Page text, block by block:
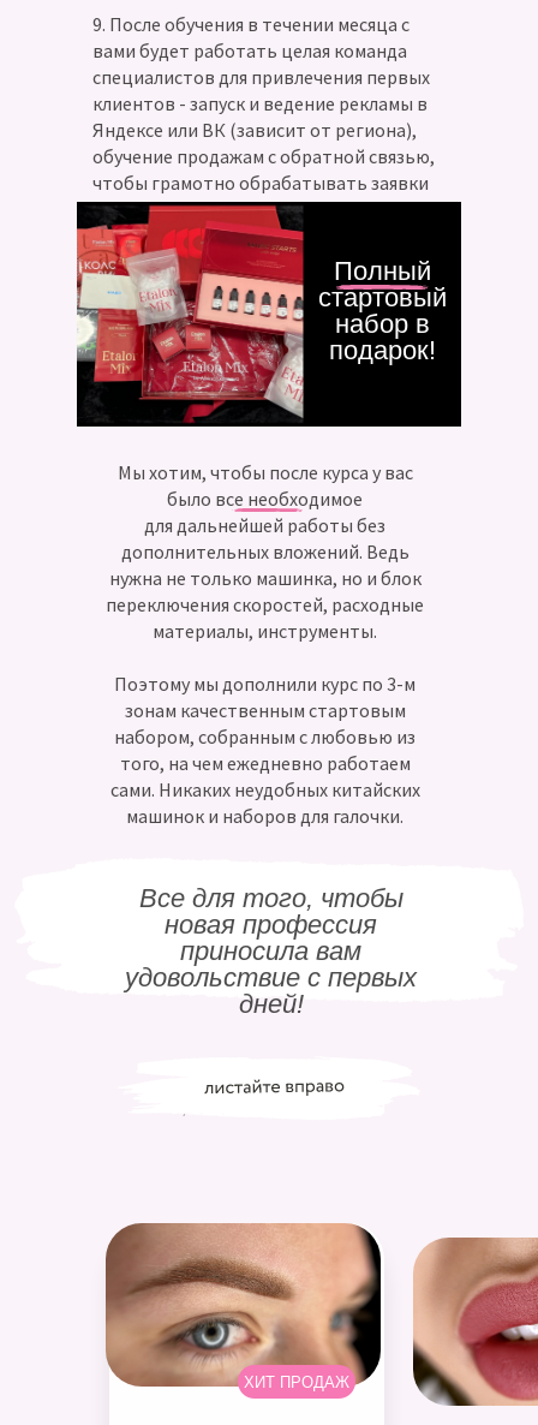
9. После обучения в течении месяца с
вами будет работать целая команда
специалистов для привлечения первых
клиентов - запуск и ведение рекламы в
Яндексе или ВК (зависит от региона),
обучение продажам с обратной связью,
чтобы грамотно обрабатывать заявки
поступающие с рекламной компании.
Полный
стартовый
набор в
подарок!
Мы хотим, чтобы после курса у вас
было все необходимое
для дальнейшей работы без
дополнительных вложений. Ведь
нужна не только машинка, но и блок
переключения скоростей, расходные
материалы, инструменты.
Поэтому мы дополнили курс по 3-м
зонам качественным стартовым
набором, собранным с любовью из
того, на чем ежедневно работаем
сами. Никаких неудобных китайских
машинок и наборов для галочки.
Все для того, чтобы
новая профессия
приносила вам
удовольствие с первых
дней!
ХИТ ПРОДАЖ